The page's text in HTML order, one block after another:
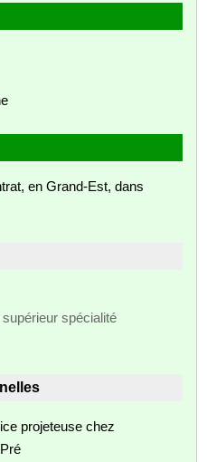
en Grand-Est, dans
spécialité
projeteuse chez